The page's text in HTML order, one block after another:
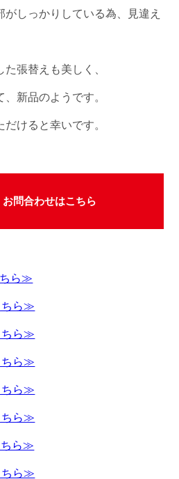
しっかりしている為、見違え
張替えも美しく、
新品のようです。
けると幸いです。
問合わせはこちら
ちら≫
ちら≫
ちら≫
ちら≫
ちら≫
ちら≫
ちら≫
ちら≫